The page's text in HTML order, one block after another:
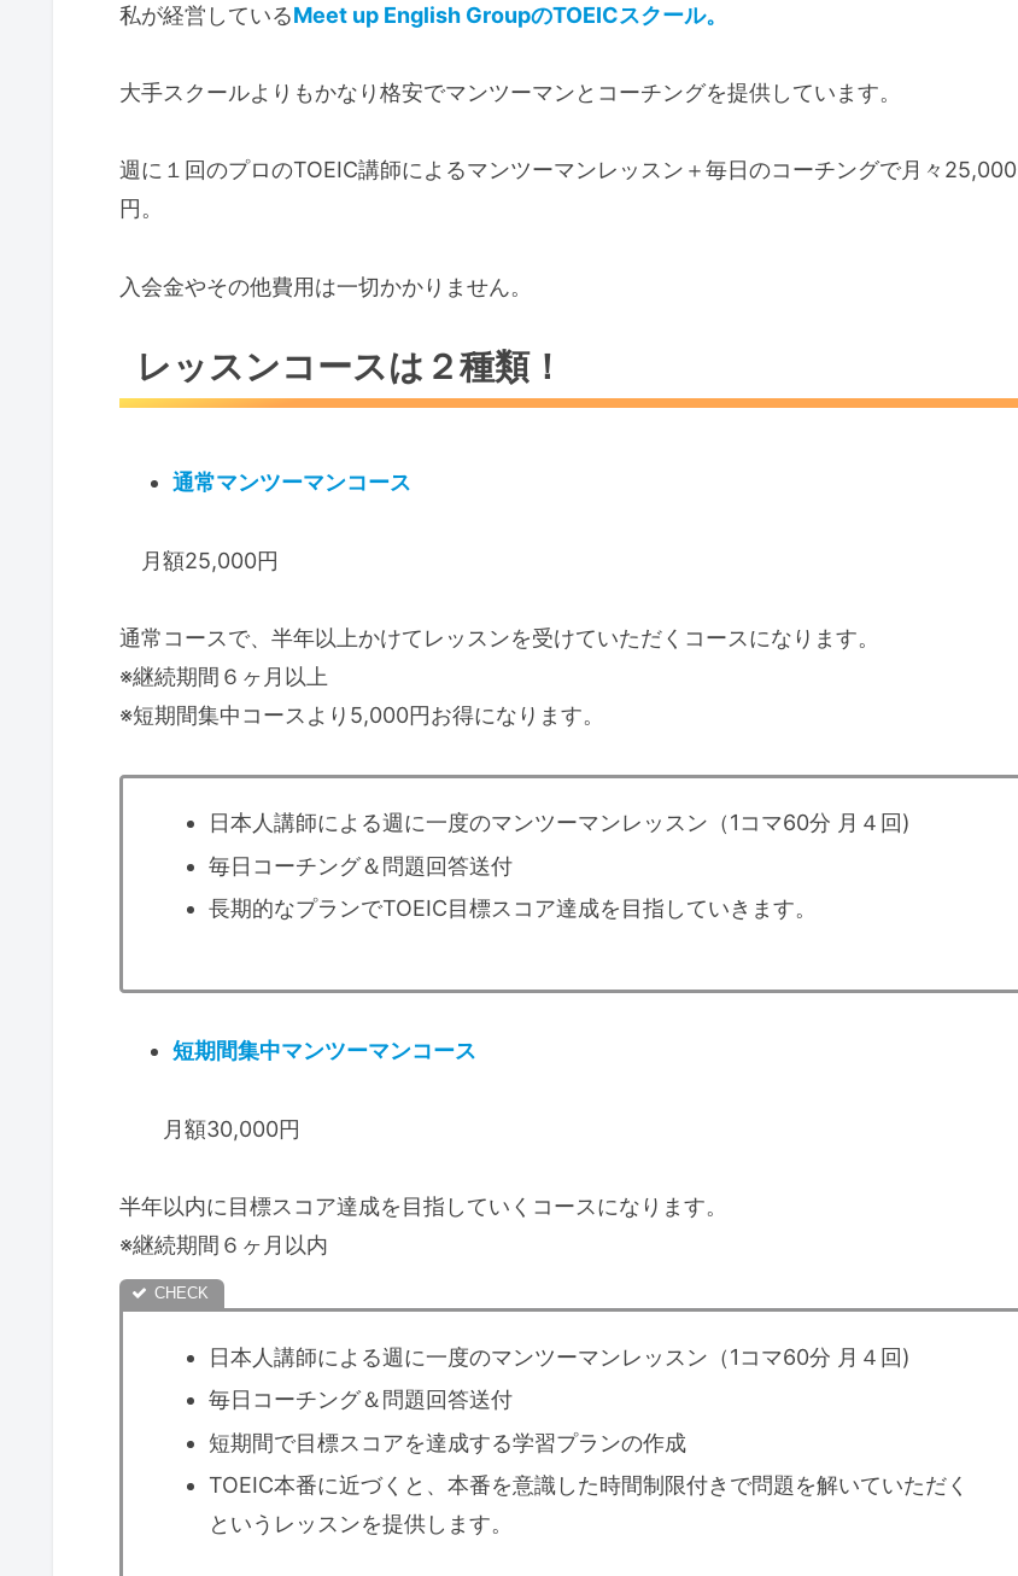
私が経営しているMeet up English GroupのTOEICスクール。
大手スクールよりもかなり格安でマンツーマンとコーチングを提供しています。
週に１回のプロのTOEIC講師によるマンツーマンレッスン＋毎日のコーチングで月々25,000
円。
入会金やその他費用は一切かかりません。
レッスンコースは２種類！
通常マンツーマンコース
月額25,000円
通常コースで、半年以上かけてレッスンを受けていただくコースになります。
※継続期間６ヶ月以上
※短期間集中コースより5,000円お得になります。
日本人講師による週に一度のマンツーマンレッスン（1コマ60分 月４回)
毎日コーチング＆問題回答送付
長期的なプランでTOEIC目標スコア達成を目指していきます。
短期間集中マンツーマンコース
月額30,000円
半年以内に目標スコア達成を目指していくコースになります。
※継続期間６ヶ月以内
日本人講師による週に一度のマンツーマンレッスン（1コマ60分 月４回)
毎日コーチング＆問題回答送付
短期間で目標スコアを達成する学習プランの作成
TOEIC本番に近づくと、本番を意識した時間制限付きで問題を解いていただく
というレッスンを提供します。